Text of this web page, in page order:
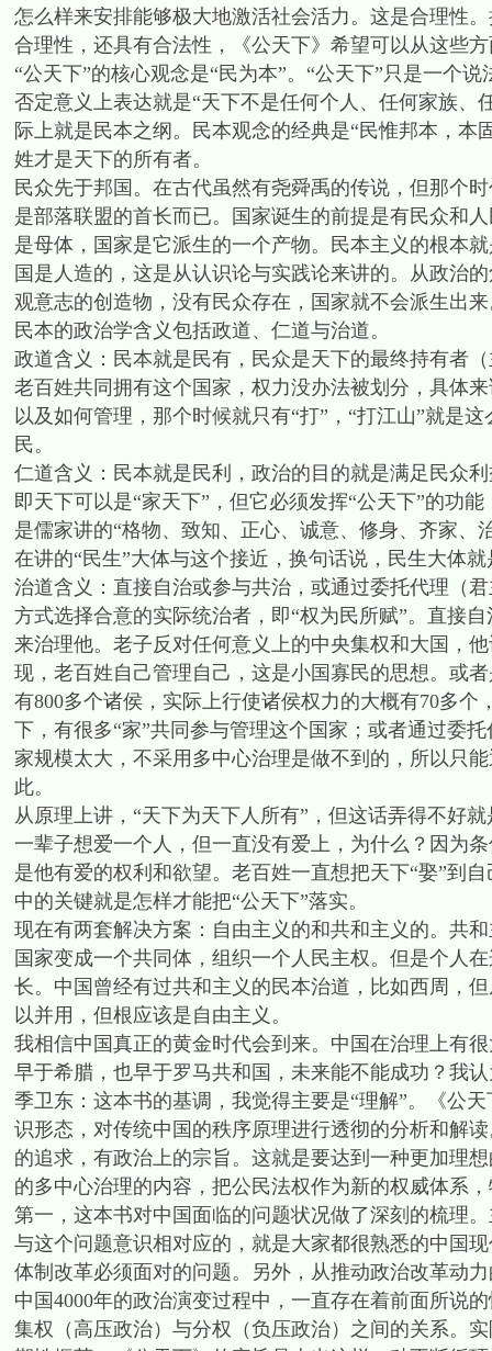
怎么样来安排能够极大地激活社会活力。这是合理性
合理性，还具有合法性，《公天下》希望可以从这些
“公天下”的核心观念是“民为本”。“公天下”只是一个
否定意义上表达就是“天下不是任何个人、任何家族
际上就是民本之纲。民本观念的经典是“民惟邦本，
姓才是天下的所有者。
民众先于邦国。在古代虽然有尧舜禹的传说，但那个
是部落联盟的首长而已。国家诞生的前提是有民众和
是母体，国家是它派生的一个产物。民本主义的根本
国是人造的，这是从认识论与实践论来讲的。从政治
观意志的创造物，没有民众存在，国家就不会派生出
民本的政治学含义包括政道、仁道与治道。
政道含义：民本就是民有，民众是天下的最终持有者
老百姓共同拥有这个国家，权力没办法被划分，具体
以及如何管理，那个时候就只有“打”，“打江山”就是
民。
仁道含义：民本就是民利，政治的目的就是满足民众
即天下可以是“家天下”，但它必须发挥“公天下”的功
是儒家讲的“格物、致知、正心、诚意、修身、齐家
在讲的“民生”大体与这个接近，换句话说，民生大体
治道含义：直接自治或参与共治，或通过委托代理（
方式选择合意的实际统治者，即“权为民所赋”。直接
来治理他。老子反对任何意义上的中央集权和大国，
现，老百姓自己管理自己，这是小国寡民的思想。或
有800多个诸侯，实际上行使诸侯权力的大概有70多
下，有很多“家”共同参与管理这个国家；或者通过委
家规模太大，不采用多中心治理是做不到的，所以只
此。
从原理上讲，“天下为天下人所有”，但这话弄得不好
一辈子想爱一个人，但一直没有爱上，为什么？因为
是他有爱的权利和欲望。老百姓一直想把天下“娶”到
中的关键就是怎样才能把“公天下”落实。
现在有两套解决方案：自由主义的和共和主义的。共
国家变成一个共同体，组织一个人民主权。但是个人
长。中国曾经有过共和主义的民本治道，比如西周，
以并用，但根应该是自由主义。
我相信中国真正的黄金时代会到来。中国在治理上有
早于希腊，也早于罗马共和国，未来能不能成功？我
季卫东：这本书的基调，我觉得主要是“理解”。《公
识形态，对传统中国的秩序原理进行透彻的分析和解
的追求，有政治上的宗旨。这就是要达到一种更加理
的多中心治理的内容，把公民法权作为新的权威体系
第一，这本书对中国面临的问题状况做了深刻的梳理
与这个问题意识相对应的，就是大家都很熟悉的中国
体制改革必须面对的问题。另外，从推动政治改革动
中国4000年的政治演变过程中，一直存在着前面所说
集权（高压政治）与分权（负压政治）之间的关系。